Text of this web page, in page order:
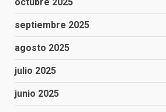
septiembre 2025
agosto 2025
julio 2025
junio 2025